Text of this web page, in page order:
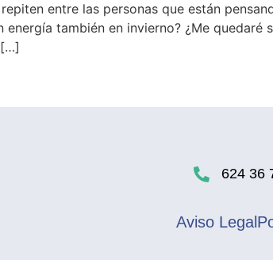
entre las personas que están
también en invierno? ¿Me
[…]
624 36
Aviso Legal